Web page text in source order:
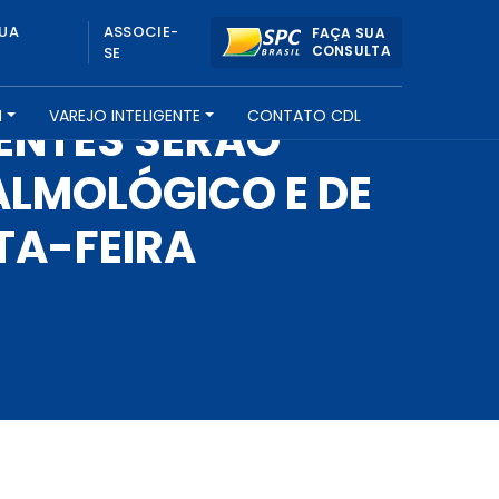
ASSOCIE-
SE
FAÇA SUA
CONSULTA
VAREJO INTELIGENTE CONTATO CDL
SERÃO
E DE
FEIRA